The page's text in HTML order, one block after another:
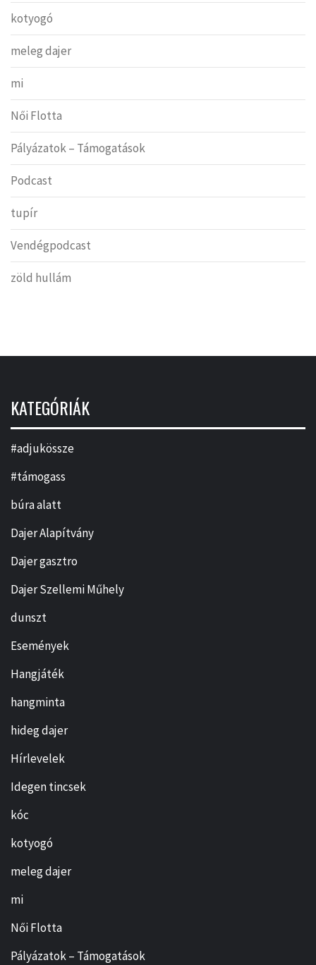
kotyogó
meleg dajer
mi
Női Flotta
Pályázatok – Támogatások
Podcast
tupír
Vendégpodcast
zöld hullám
KATEGÓRIÁK
#adjukössze
#támogass
búra alatt
Dajer Alapítvány
Dajer gasztro
Dajer Szellemi Műhely
dunszt
Események
Hangjáték
hangminta
hideg dajer
Hírlevelek
Idegen tincsek
kóc
kotyogó
meleg dajer
mi
Női Flotta
Pályázatok – Támogatások